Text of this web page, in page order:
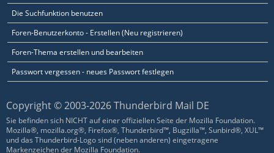
Die Suchfunktion benutzen
Foren-Benutzerkonto - Erstellen (Neu registrieren)
Foren-Thema erstellen und bearbeiten
Passwort vergessen - neues Passwort festlegen
Copyright © 2003-2026 Thunderbird Mail DE
Sie befinden sich NICHT auf einer offiziellen Seite der Mozilla Foundation.
Mozilla®, mozilla.org®, Firefox®, Thunderbird™, Bugzilla™, Sunbird®, XUL™
und das Thunderbird-Logo sind (neben anderen) eingetragene
Markenzeichen der Mozilla Foundation.